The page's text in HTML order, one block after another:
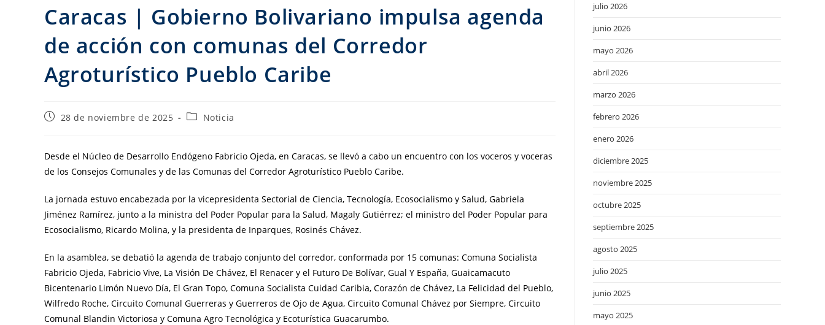
Caracas | Gobierno Bolivariano impulsa agenda
de acción con comunas del Corredor
Agroturístico Pueblo Caribe
28 de noviembre de 2025 Noticia
Desde el Núcleo de Desarrollo Endógeno Fabricio Ojeda, en Caracas, se llevó a cabo un encuentro con los voceros y voceras
de los Consejos Comunales y de las Comunas del Corredor Agroturístico Pueblo Caribe.
La jornada estuvo encabezada por la vicepresidenta Sectorial de Ciencia, Tecnología, Ecosocialismo y Salud, Gabriela
Jiménez Ramírez, junto a la ministra del Poder Popular para la Salud, Magaly Gutiérrez; el ministro del Poder Popular para
Ecosocialismo, Ricardo Molina, y la presidenta de Inparques, Rosinés Chávez.
En la asamblea, se debatió la agenda de trabajo conjunto del corredor, conformada por 15 comunas: Comuna Socialista
Fabricio Ojeda, Fabricio Vive, La Visión De Chávez, El Renacer y el Futuro De Bolívar, Gual Y España, Guaicamacuto
Bicentenario Limón Nuevo Día, El Gran Topo, Comuna Socialista Cuidad Caribia, Corazón de Chávez, La Felicidad del Pueblo,
Wilfredo Roche, Circuito Comunal Guerreras y Guerreros de Ojo de Agua, Circuito Comunal Chávez por Siempre, Circuito
Comunal Blandin Victoriosa y Comuna Agro Tecnológica y Ecoturística Guacarumbo.
julio 2026
junio 2026
mayo 2026
abril 2026
marzo 2026
febrero 2026
enero 2026
diciembre 2025
noviembre 2025
octubre 2025
septiembre 2025
agosto 2025
julio 2025
junio 2025
mayo 2025